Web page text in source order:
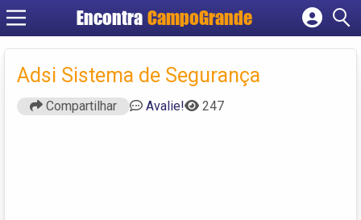
Encontra CampoGrande
Cadastrar empresa
Criar conta
Adsi Sistema de Segurança
Compartilhar Avalie! 247